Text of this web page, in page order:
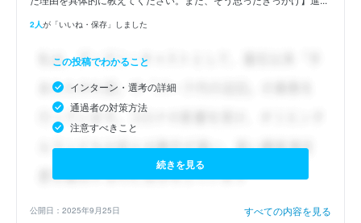
2人が「いいね・保存」しました
この投稿でわかること
インターン・選考の詳細
通過者の対策方法
注意すべきこと
続きを見る
公開日：2025年9月25日 すべての内容を見る